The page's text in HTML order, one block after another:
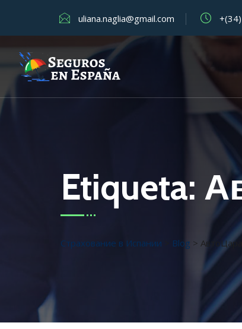
uliana.naglia@gmail.com
Etiqueta:
Страхование в Испании Blog >